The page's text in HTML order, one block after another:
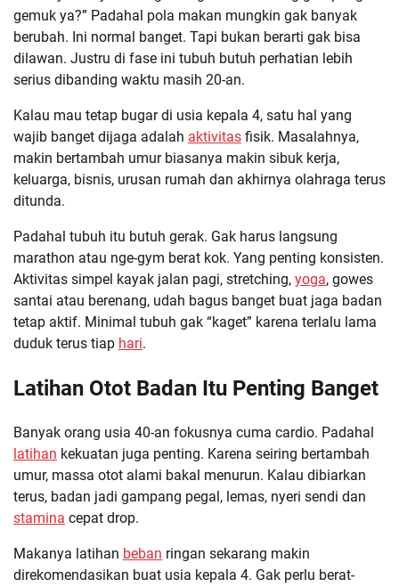
gemuk ya?” Padahal pola makan mungkin gak banyak
berubah. Ini normal banget. Tapi bukan berarti gak bisa
dilawan. Justru di fase ini tubuh butuh perhatian lebih
serius dibanding waktu masih 20-an.
Kalau mau tetap bugar di usia kepala 4, satu hal yang
wajib banget dijaga adalah aktivitas fisik. Masalahnya,
makin bertambah umur biasanya makin sibuk kerja,
keluarga, bisnis, urusan rumah dan akhirnya olahraga terus
ditunda.
Padahal tubuh itu butuh gerak. Gak harus langsung
marathon atau nge-gym berat kok. Yang penting konsisten.
Aktivitas simpel kayak jalan pagi, stretching, yoga, gowes
santai atau berenang, udah bagus banget buat jaga badan
tetap aktif. Minimal tubuh gak “kaget” karena terlalu lama
duduk terus tiap hari.
Latihan Otot Badan Itu Penting Banget
Banyak orang usia 40-an fokusnya cuma cardio. Padahal
latihan kekuatan juga penting. Karena seiring bertambah
umur, massa otot alami bakal menurun. Kalau dibiarkan
terus, badan jadi gampang pegal, lemas, nyeri sendi dan
stamina cepat drop.
Makanya latihan beban ringan sekarang makin
direkomendasikan buat usia kepala 4. Gak perlu berat-